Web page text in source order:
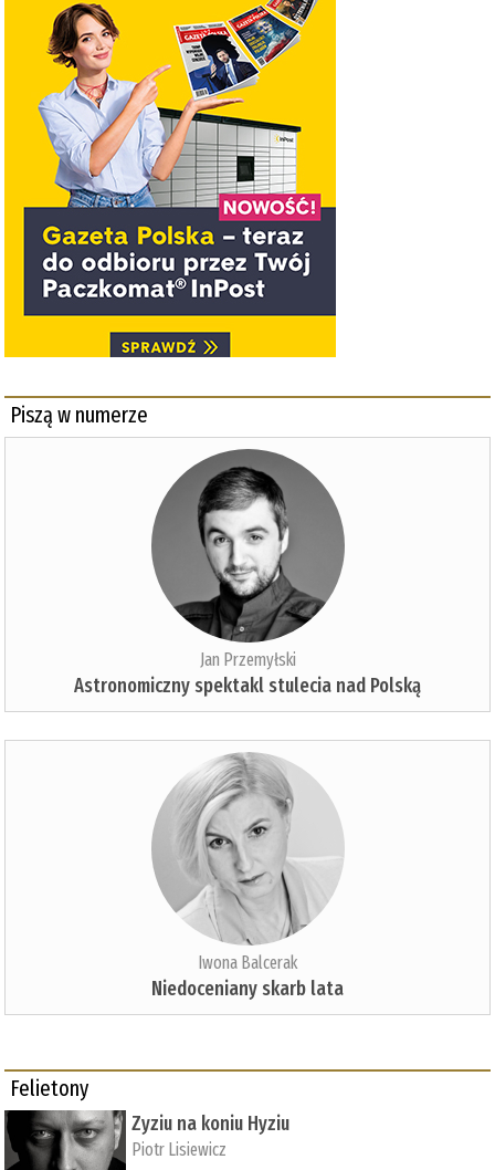
Piszą w numerze
Jan Przemyłski
Astronomiczny spektakl stulecia nad Polską
Iwona Balcerak
Niedoceniany skarb lata
Felietony
Zyziu na koniu Hyziu
Piotr Lisiewicz